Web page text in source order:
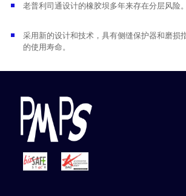
老普利司通设计的橡胶坝多年来存在分层风险。
采用新的设计和技术，具有侧缝保护器和磨损
的使用寿命。